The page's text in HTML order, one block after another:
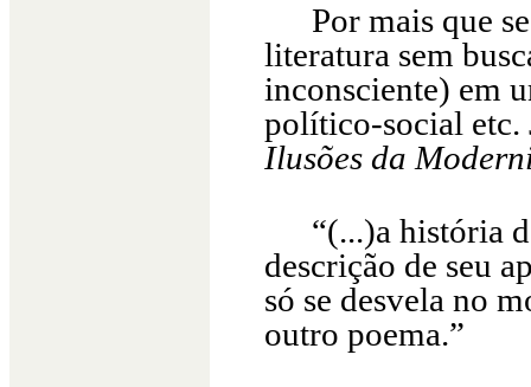
Por mais que
literatura sem
inconsciente) em
político-social etc.
Ilusões da
“(...)a história
descrição de seu
só se desvela no
outro poema.”